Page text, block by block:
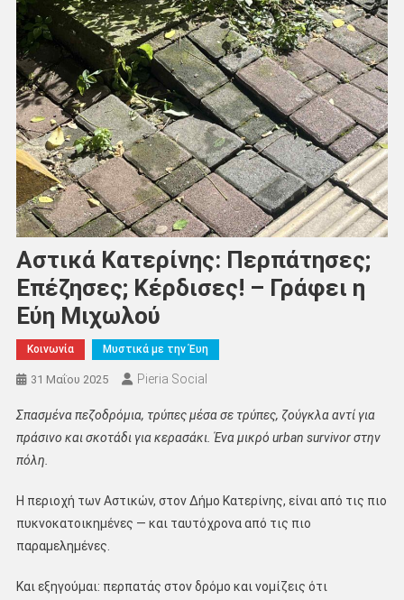
Αστικά Κατερίνης: Περπάτησες;
Επέζησες; Κέρδισες! – Γράφει η
Εύη Μιχωλού
Κοινωνία Μυστικά με την Έυη
31 Μαΐου 2025 Pieria Social
Σπασμένα πεζοδρόμια, τρύπες μέσα σε τρύπες, ζούγκλα αντί για
πράσινο και σκοτάδι για κερασάκι. Ένα μικρό urban survivor στην
πόλη.
Η περιοχή των Αστικών, στον Δήμο Κατερίνης, είναι από τις πιο
πυκνοκατοικημένες — και ταυτόχρονα από τις πιο
παραμελημένες.
Και εξηγούμαι: περπατάς στον δρόμο και νομίζεις ότι